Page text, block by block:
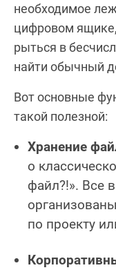
необходимое
цифровом
рыться в
найти обычный
Вот основные
такой полезной:
Хранение
о
файл?!». Все
по проекту